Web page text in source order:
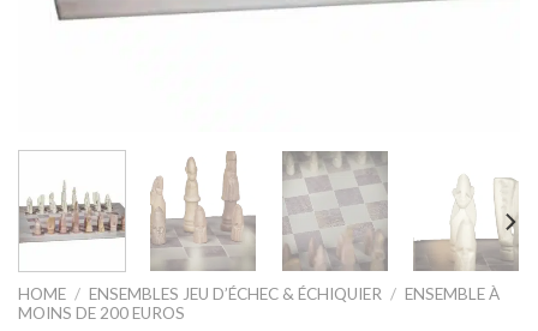
HOME / ENSEMBLES JEU D’ÉCHEC & ÉCHIQUIER / ENSEMBLE À
MOINS DE 200 EUROS